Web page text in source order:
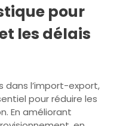
pour
les délais
dans l’import-export,
pour réduire les
En améliorant